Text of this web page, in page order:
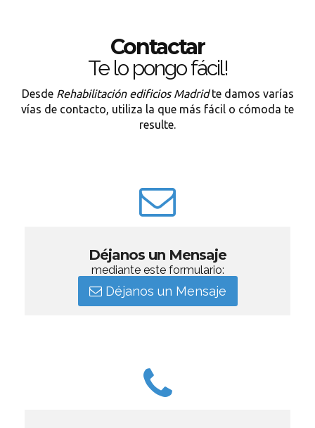
Contactar
Te lo pongo fácil!
Desde Rehabilitación edificios Madridte damos varías
vías de contacto, utiliza la que más fácil o cómoda te
resulte.
Déjanos un Mensaje
mediante este formulario:
Déjanos un Mensaje